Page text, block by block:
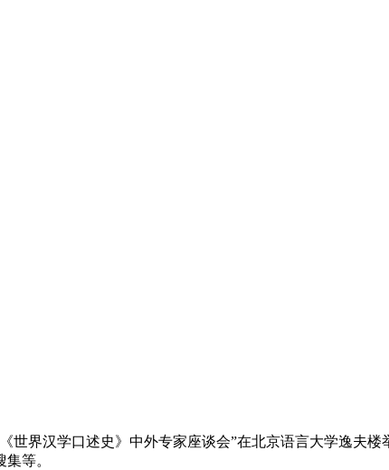
世界汉学口述史》中外专家座谈会”在北京语言大学逸夫
等。